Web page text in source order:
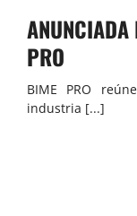
PRO
BIME PRO
industria [...]